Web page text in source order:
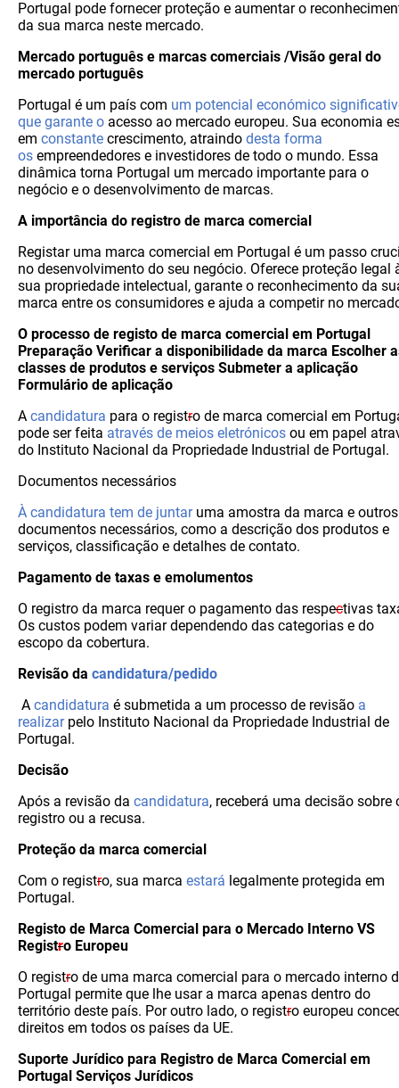
Portugal pode fornecer proteção e aumentar o
da sua marca neste mercado.
Mercado português e marcas comerciais /Visão geral do
mercado português
Portugal é um país com um potencial económico
que garante o acesso ao mercado europeu. Sua economia
em constante crescimento, atraindo desta forma
os empreendedores e investidores de todo o mundo. Essa
dinâmica torna Portugal um mercado importante para o
negócio e o desenvolvimento de marcas.
A importância do registro de marca comercial
Registar uma marca comercial em Portugal é um passo
no desenvolvimento do seu negócio. Oferece proteção legal
sua propriedade intelectual, garante o reconhecimento da
marca entre os consumidores e ajuda a competir no
O processo de registo de marca comercial em Portugal
Preparação Verificar a disponibilidade da marca Escolher
classes de produtos e serviços Submeter a aplicação
Formulário de aplicação
A candidatura para o registro de marca comercial em
pode ser feita através de meios eletrónicos ou em papel
do Instituto Nacional da Propriedade Industrial de Portugal.
Documentos necessários
À candidatura tem de juntaruma amostra da marca e outros
documentos necessários, como a descrição dos produtos e
serviços, classificação e detalhes de contato.
Pagamento de taxas e emolumentos
O registro da marca requer o pagamento das respectivas
Os custos podem variar dependendo das categorias e do
escopo da cobertura.
Revisão da candidatura/pedido
A candidatura é submetida a um processo de revisão a
realizar pelo Instituto Nacional da Propriedade Industrial de
Portugal.
Decisão
Após a revisão da candidatura, receberá uma decisão sobre
registro ou a recusa.
Proteção da marca comercial
Com o registro, sua marca estará legalmente protegida em
Portugal.
Registo de Marca Comercial para o Mercado Interno VS
Registro Europeu
O registro de uma marca comercial para o mercado interno
Portugal permite que lhe usar a marca apenas dentro do
território deste país. Por outro lado, o registro europeu
direitos em todos os países da UE.
Suporte Jurídico para Registro de Marca Comercial em
Portugal Serviços Jurídicos